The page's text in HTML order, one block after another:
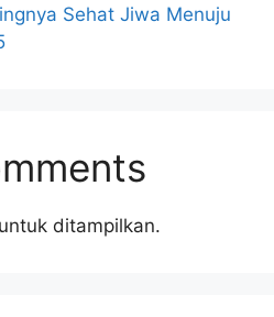
Sehat Jiwa Menuju
ditampilkan.